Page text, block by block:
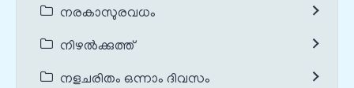
നരകാസുരവധം
നിഴൽക്കുത്ത്
നളചരിതം ഒന്നാം ദിവസം